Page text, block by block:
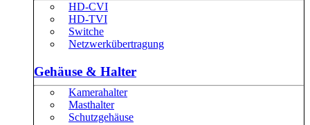
HD-CVI
HD-TVI
Switche
Netzwerkübertragung
Gehäuse & Halter
Kamerahalter
Masthalter
Schutzgehäuse